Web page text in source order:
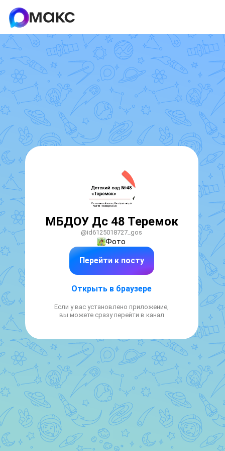
МБДОУ Дс 48 Теремок
@id6125018727_gos
Фото
Перейти к посту
Открыть в браузере
Если у вас установлено приложение,
вы можете сразу перейти в канал